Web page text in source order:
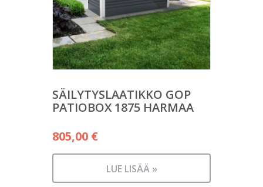
SÄILYTYSLAATIKKO GOP
PATIOBOX 1875 HARMAA
805,00 €
LUE LISÄÄ »